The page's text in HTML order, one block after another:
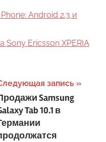
Android 2.3 и
Ericsson XPERIA
запись
Samsung
Tab 10.1 в